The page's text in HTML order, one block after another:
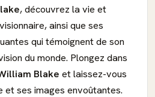
, découvrez la vie et
ainsi que ses
qui témoignent de son
du monde. Plongez dans
Blake et laissez-vous
et ses images envoûtantes.